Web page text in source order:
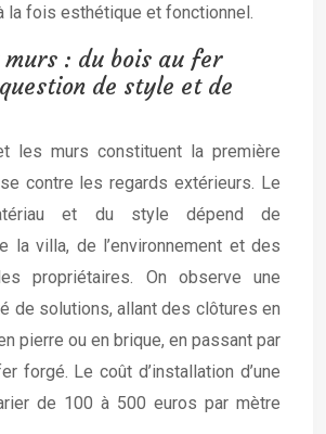
la fois esthétique et fonctionnel.
: du bois au fer
de style et de
les murs constituent la première
contre les regards extérieurs. Le
et du style dépend de
la villa, de l’environnement et des
propriétaires. On observe une
de solutions, allant des clôtures en
pierre ou en brique, en passant par
forgé. Le coût d’installation d’une
de 100 à 500 euros par mètre